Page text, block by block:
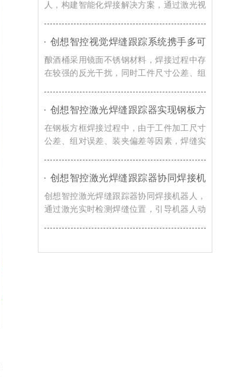
人，构建智能化焊接解决方案，通过激光视
接系统对车辆转向架适应能力。
创想智控视觉焊缝跟踪系统携手多可
协作机器人，赋能酿酒桶焊接智能化
升级
酿酒桶采用镜面不锈钢材料，焊接过程中存
在较强的反光干扰，同时工件尺寸公差、组
缝跟踪系统通过实时视觉检测与智能轨迹修
正技术，赋能酿酒桶焊接智能化升级。
创想智控激光焊缝跟踪器实现钢板方
框激光寻位焊接自动化的解决方案
在钢板方框焊接过程中，由于工件加工尺寸
公差、组对误差、装夹偏差等因素，焊缝实
接质量和生产效率。对此，创想智控激光焊
缝跟踪器可协同各类焊接机器人实现更加高
效、稳定的自动化焊接。
创想智控激光焊缝跟踪器协同焊接机
器人，实现浮箱焊接实时跟踪与智能
纠偏
创想智控激光焊缝跟踪器协同焊接机器人，
通过激光实时检测焊缝位置，引导机器人动